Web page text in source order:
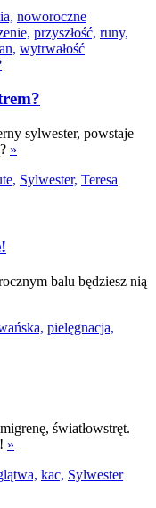
noworoczne
przyszłość, runy,
wytrwałość
sylwester, powstaje
»
Sylwester, Teresa
balu będziesz nią
pielęgnacja,
światłowstręt.
»
kac, Sylwester